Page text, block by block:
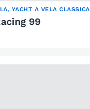
YACHT A VELA CLASSICA
99